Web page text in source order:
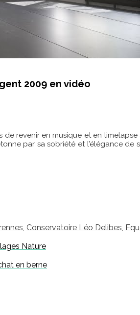
2009 en vidéo
revenir en musique et en
par sa sobriété et l’élégance
, Conservatoire Léo Delibes,
Nature
en berne